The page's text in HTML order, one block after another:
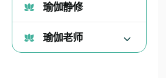
瑜伽静修
瑜伽老师